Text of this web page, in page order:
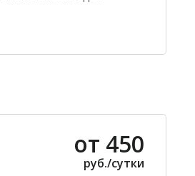
от 450
руб./сутки